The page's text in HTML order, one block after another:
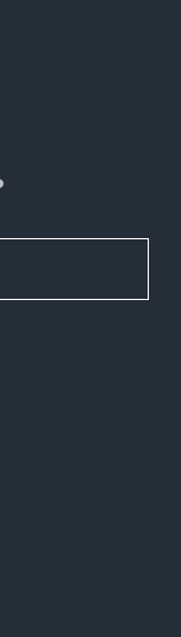
SoundCloud